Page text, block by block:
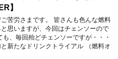
】
苦労さまです。 皆さんも色んな燃料
思いますが、今回はチェンソーので
も、毎回殆どチェンソーですが・・・
新たなドリンクトライアル （燃料オ